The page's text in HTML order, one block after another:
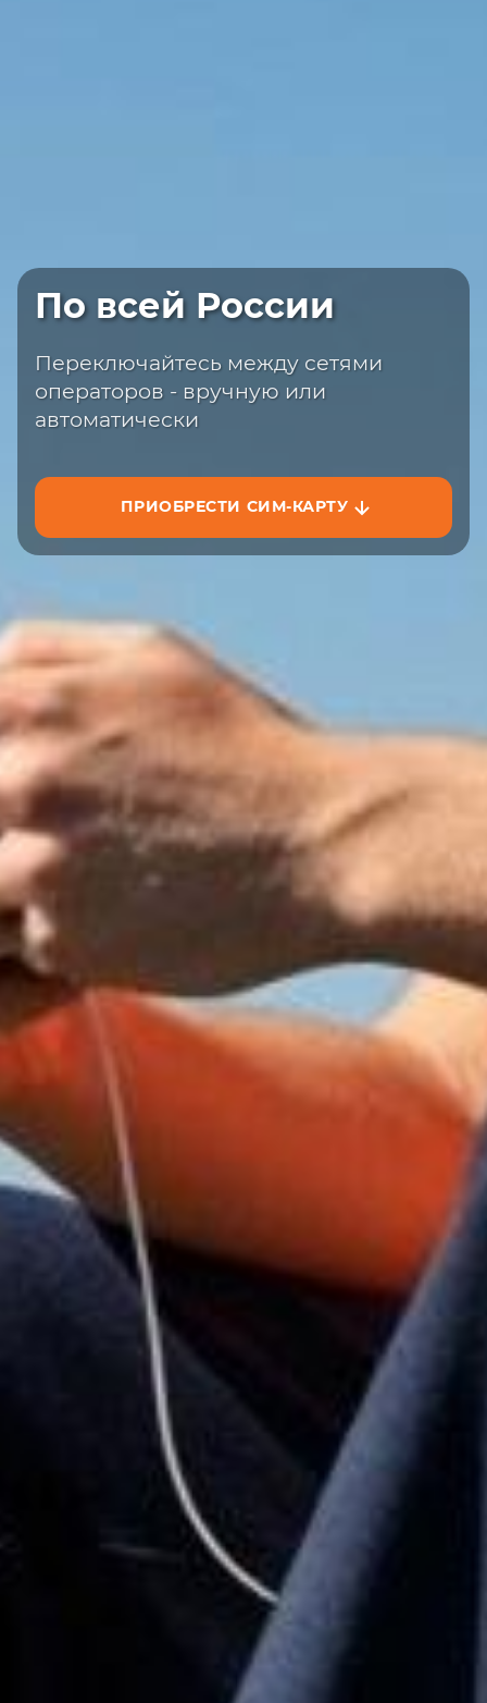
По всей России
Переключайтесь между сетями
операторов - вручную или
автоматически
ПРИОБРЕСТИ СИМ-КАРТУ
Быстрая доставка
сайте или на маркетплейсах
ЗАКАЗАТЬ НА САЙТЕ